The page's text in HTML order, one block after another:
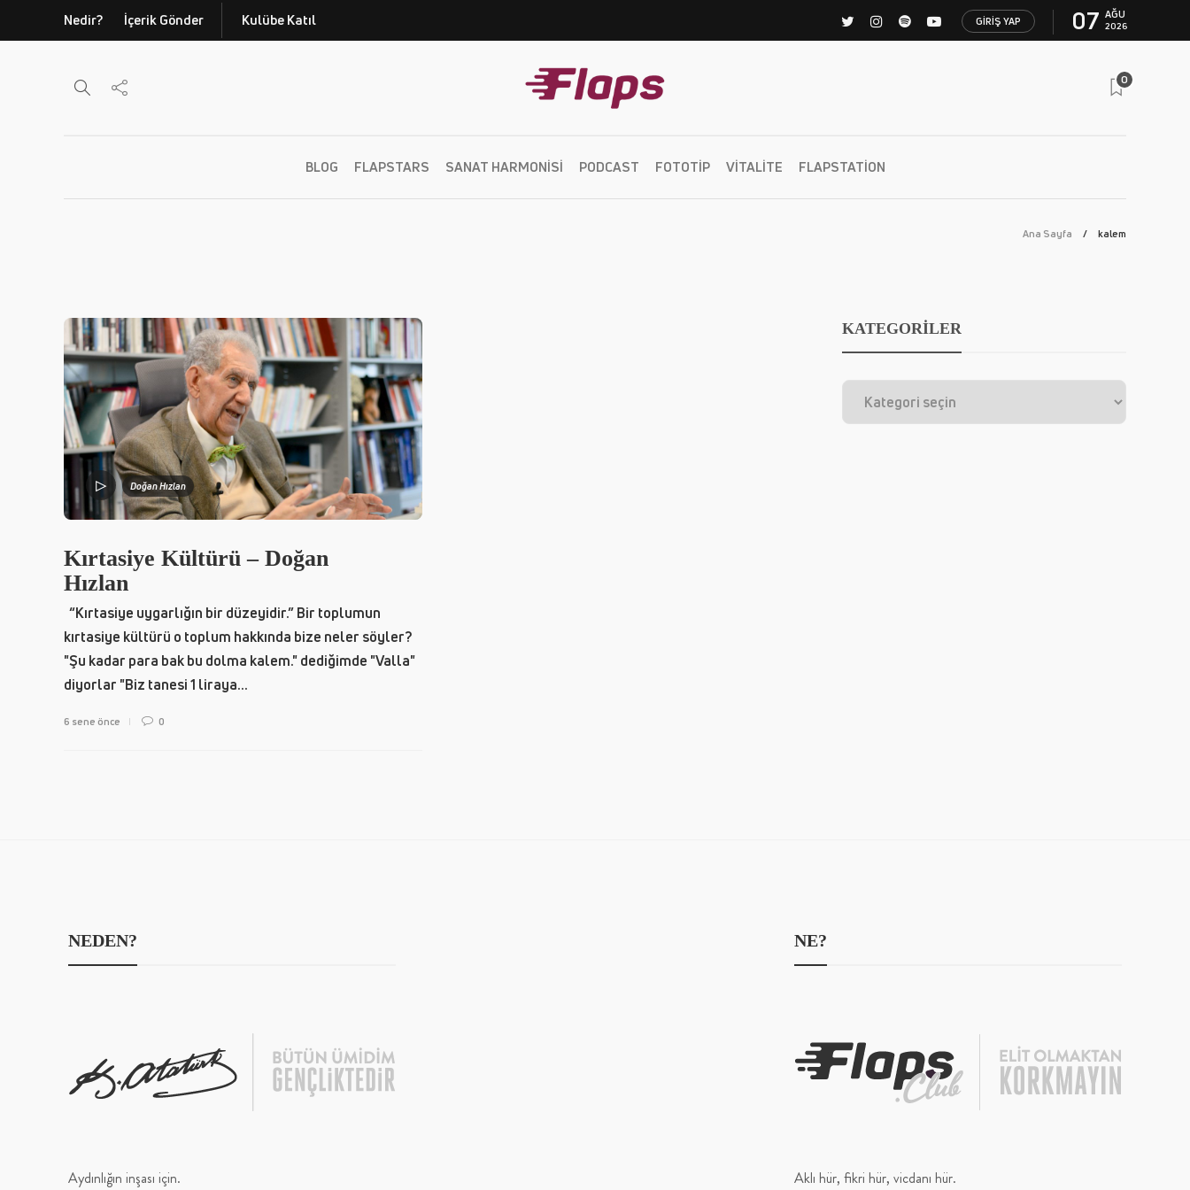
Nedir? İçerik Gönder Kulübe Katıl GIRIŞ YAP 07 AĞU
2026
0
BLOG FLAPSTARS SANAT HARMONISI PODCAST FOTOTIP VITALITE FLAPSTATION
Ana Sayfa kalem
Doğan Hızlan
Kırtasiye Kültürü – Doğan
Hızlan
“Kırtasiye uygarlığın bir düzeyidir.” Bir toplumun
kırtasiye kültürü o toplum hakkında bize neler söyler?
"Şu kadar para bak bu dolma kalem." dediğimde "Valla"
diyorlar "Biz tanesi 1 liraya...
6 sene önce 0
KATEGORİLER
NEDEN?
Aydınlığın inşası için.
NE?
Aklı hür, fikri hür, vicdanı hür.